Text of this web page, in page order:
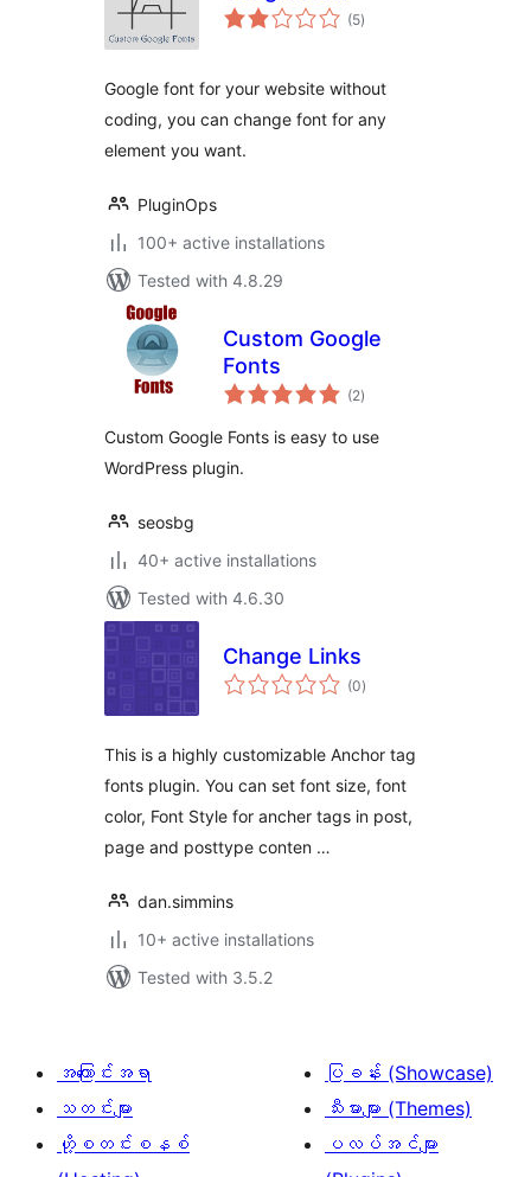
(5total
ratings
)
Google font for your website without
coding, you can change font for any
element you want.
PluginOps
100+ active installations
Tested with 4.8.29
Custom Google
Fonts
(2total
ratings
)
Custom Google Fonts is easy to use
WordPress plugin.
seosbg
40+ active installations
Tested with 4.6.30
Change Links
(0total
ratings
)
This is a highly customizable Anchor tag
fonts plugin. You can set font size, font
color, Font Style for ancher tags in post,
page and posttype conten …
dan.simmins
10+ active installations
Tested with 3.5.2
အကြောင်းအရာ
သတင်းများ
ဟို့စတင်းစနစ်
ပြခန်း (Showcase)
သီးမားများ (Themes)
ပလပ်အင်များ